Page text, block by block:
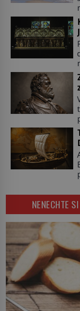
NENECHTE